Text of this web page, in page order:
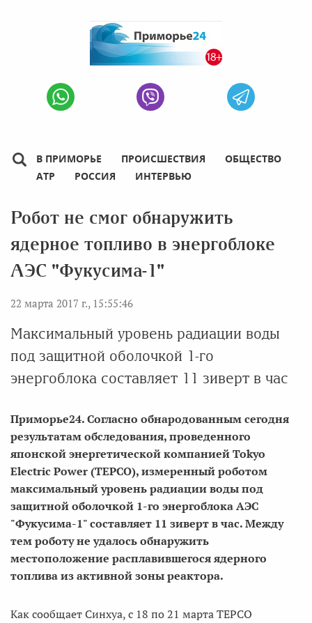
В ПРИМОРЬЕ ПРОИСШЕСТВИЯ
ОБЩЕСТВО
АТР
РОССИЯ ИНТЕРВЬЮ
Робот не смог обнаружить
ядерное топливо в энергоблоке
АЭС "Фукусима-1"
22 марта 2017 г., 15:55:46
Максимальный уровень радиации воды
под защитной оболочкой 1-го
энергоблока составляет 11 зиверт в час
Приморье24. Согласно обнародованным сегодня
результатам обследования, проведенного
японской энергетической компанией Tokyo
Electric Power (TEPCO), измеренный роботом
максимальный уровень радиации воды под
защитной оболочкой 1-го энергоблока АЭС
"Фукусима-1" составляет 11 зиверт в час. Между
тем роботу не удалось обнаружить
местоположение расплавившегося ядерного
топлива из активной зоны реактора.
Как сообщает Синхуа, с 18 по 21 марта TEPCO